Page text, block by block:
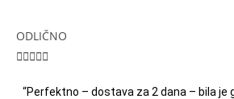
ODLIČNO

“Perfektno – dostava za 2 dana – bila je